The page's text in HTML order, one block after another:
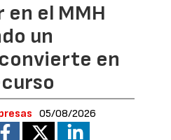
en el MMH
un
en
05/08/2026